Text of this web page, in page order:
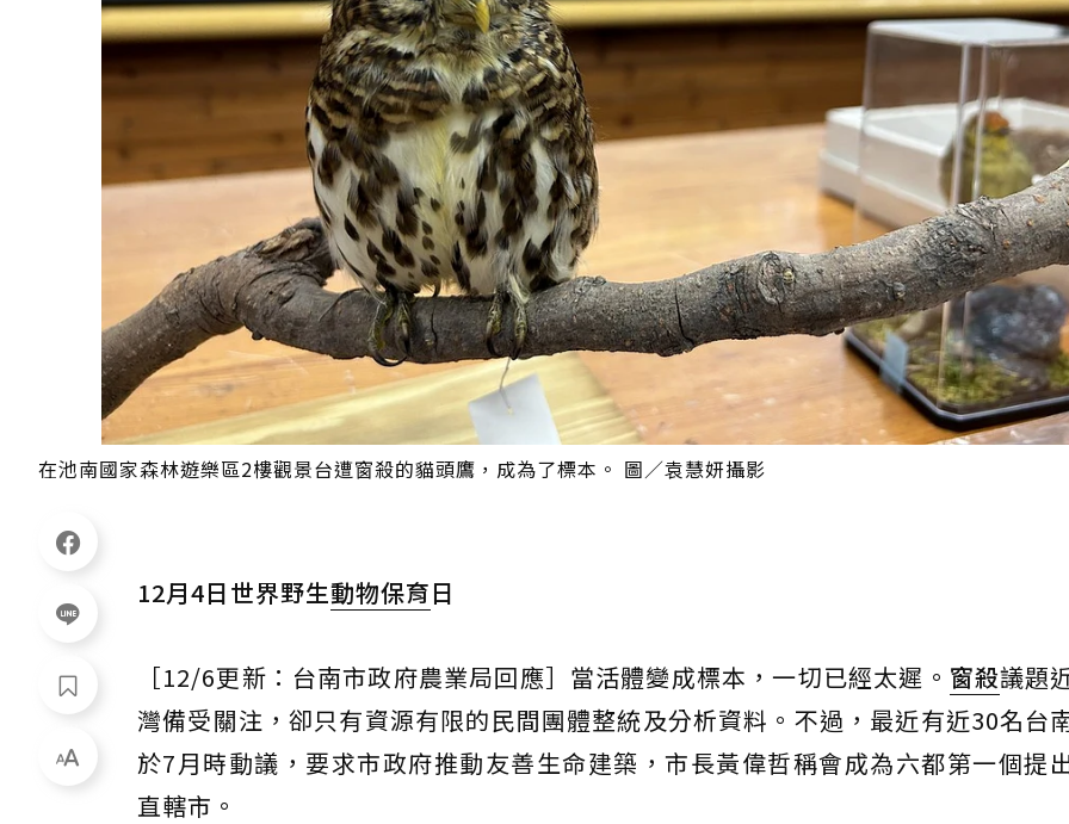
在池南國家森林遊樂區2樓觀景台遭窗殺的貓頭鷹，成為了標本。 圖／袁慧妍攝影
12月4日世界野生動物保育日
［12/6更新：台南市政府農業局回應］當活體變成標本，一切已經太遲。 窗殺議題
灣備受關注，卻只有資源有限的民間團體整統及分析資料。不過，最近有近30名台
於7月時動議，要求市政府推動友善生命建築，市長黃偉哲稱會成為六都第一個提
直轄市。